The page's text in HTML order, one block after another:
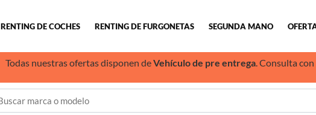
RENTING DE COCHES RENTING DE FURGONETAS SEGUNDA MANO
Todas nuestras ofertas disponen deVehículo de pre entrega. Consulta